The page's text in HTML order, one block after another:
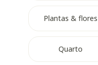
Plantas & flores
Quarto